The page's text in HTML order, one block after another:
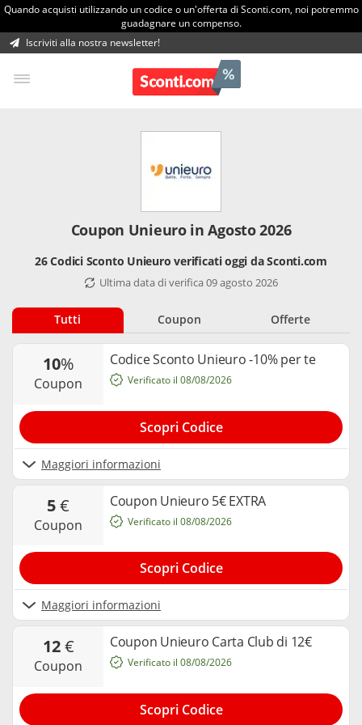
Quando acquisti utilizzando un codice o un'offerta di Sconti.com, noi potremmo
guadagnare un compenso.
Iscriviti alla nostra newsletter!
Coupon Unieuro in Agosto 2026
26 Codici Sconto Unieuro verificati oggi da Sconti.com
Ultima data di verifica 09 agosto 2026
Tutti Coupon Offerte
10%
coupon
Codice Sconto Unieuro -10% per te
Maggiori informazioni
Verificato il 08/08/2026
Scopri Codice
5€
coupon
Coupon Unieuro 5€ EXTRA
Maggiori informazioni
Verificato il 08/08/2026
Scopri Codice
12€
coupon
Coupon Unieuro Carta Club di 12€
Verificato il 08/08/2026
Scopri Codice